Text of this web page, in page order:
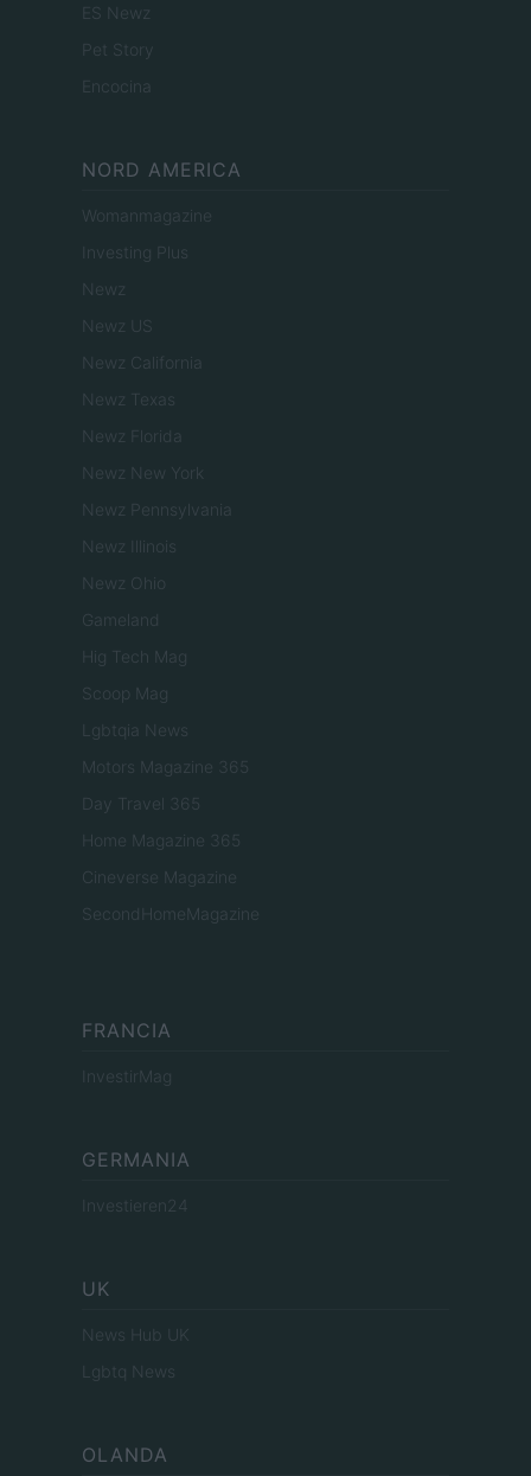
ES Newz
Pet Story
Encocina
NORD AMERICA
Womanmagazine
Investing Plus
Newz
Newz US
Newz California
Newz Texas
Newz Florida
Newz New York
Newz Pennsylvania
Newz Illinois
Newz Ohio
Gameland
Hig Tech Mag
Scoop Mag
Lgbtqia News
Motors Magazine 365
Day Travel 365
Home Magazine 365
Cineverse Magazine
SecondHomeMagazine
FRANCIA
InvestirMag
GERMANIA
Investieren24
UK
News Hub UK
Lgbtq News
OLANDA